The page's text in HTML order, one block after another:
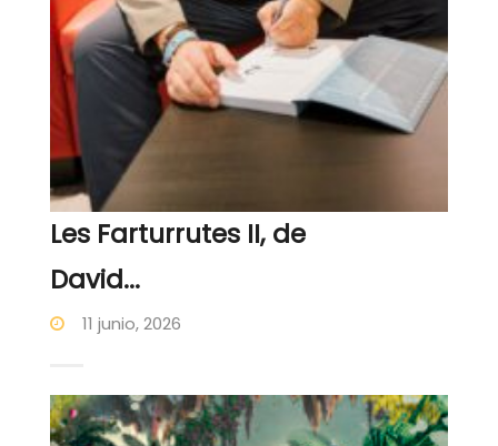
Les Farturrutes II, de
David...
11 junio, 2026